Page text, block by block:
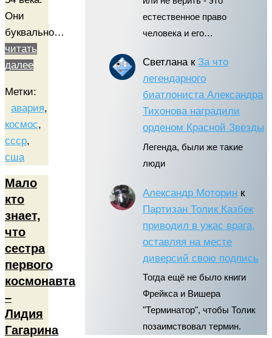
Они
буквально…
читать
далее
Метки:
авария,
космос,
ссср,
сша
Мало
кто
знает,
что
сестра
первого
космонавта
–
Лидия
Гагарина
естественное право
человека и его…
СветланакЗа что
легендарного
биатлониста Александра
Тихонова наградили
орденом Красной Звезды
Легенда, были же такие
люди
Александр Моторин к
Партизан Толик Казбек
приводил в ужас врага,
оставляя на месте
диверсий свою подпись
Тогда ещё не было книги
Фрейкса и Вишера
"Терминатор", чтобы Толик
позаимствовал термин.